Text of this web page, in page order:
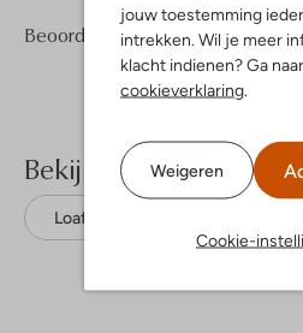
jouw toestemming
intrekken. Wil je meer
klacht indienen? Ga
cookieverklaring.
Weigeren
Cookie-
Beoordelingen (6) 6
4
Sterren
Bekijk meer
Loafers